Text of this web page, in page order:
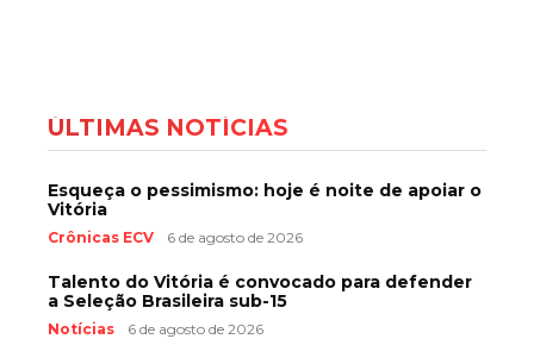
ÚLTIMAS NOTÍCIAS
Esqueça o pessimismo: hoje é noite de apoiar o
Vitória
Crônicas ECV 6 de agosto de 2026
Talento do Vitória é convocado para defender
a Seleção Brasileira sub-15
Notícias 6 de agosto de 2026